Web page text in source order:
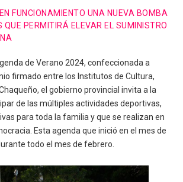
FUNCIONAMIENTO UNA NUEVA BOMBA
QUE PERMITIRÁ ELEVAR EL SUMINISTRO
de Verano 2024, confeccionada a
firmado entre los Institutos de Cultura,
el gobierno provincial invita a la
de las múltiples actividades deportivas,
para toda la familia y que se realizan en
Esta agenda que inició en el mes de
todo el mes de febrero.